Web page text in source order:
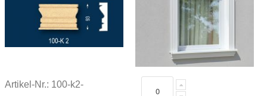
Artikel-Nr.: 100-k2-